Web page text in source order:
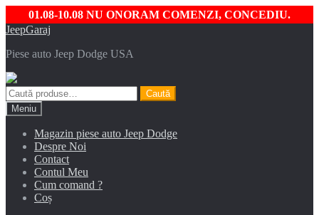
01.08-10.08 NU ONORAM COMENZI, CONCEDIU.
Sari
navigare
Sari
conținut
JeepGaraj
Piese auto Jeep Dodge USA
Caută
după:
Caută
Meniu
Magazin piese auto Jeep Dodge
Despre Noi
Contact
Contul Meu
Cum comand ?
Coș